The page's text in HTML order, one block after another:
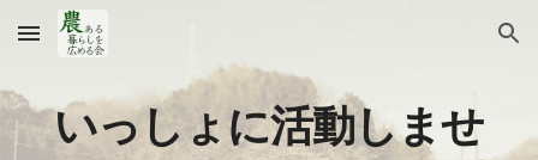
Skip to main content Skip to navigation
いっしょに活動しませ